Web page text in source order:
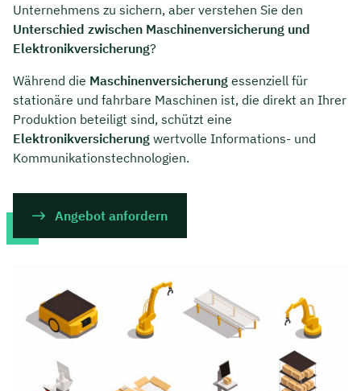
Unternehmens zu sichern, aber verstehen Sie den
Unterschied zwischen Maschinenversicherung und
Elektronikversicherung?
Während die Maschinenversicherung essenziell für
stationäre und fahrbare Maschinen ist, die direkt an Ihrer
Produktion beteiligt sind, schützt eine
Elektronikversicherung wertvolle Informations- und
Kommunikationstechnologien.
Angebot anfordern